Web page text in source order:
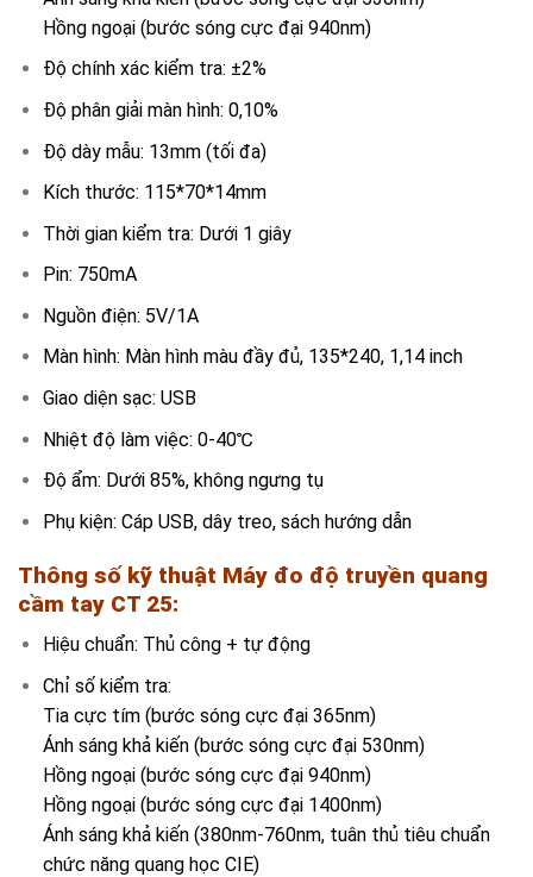
Hồng ngoại (bước sóng cực đại 940nm)
Độ chính xác kiểm tra: ±2%
Độ phân giải màn hình: 0,10%
Độ dày mẫu: 13mm (tối đa)
Kích thước: 115*70*14mm
Thời gian kiểm tra: Dưới 1 giây
Pin: 750mA
Nguồn điện: 5V/1A
Màn hình: Màn hình màu đầy đủ, 135*240, 1,14 inch
Giao diện sạc: USB
Nhiệt độ làm việc: 0-40℃
Độ ẩm: Dưới 85%, không ngưng tụ
Phụ kiện: Cáp USB, dây treo, sách hướng dẫn
Thông số kỹ thuật Máy đo độ truyền quang
cầm tay CT 25:
Hiệu chuẩn: Thủ công + tự động
Chỉ số kiểm tra:
Tia cực tím (bước sóng cực đại 365nm)
Ánh sáng khả kiến ​​(bước sóng cực đại 530nm)
Hồng ngoại (bước sóng cực đại 940nm)
Hồng ngoại (bước sóng cực đại 1400nm)
Ánh sáng khả kiến ​​(380nm-760nm, tuân thủ tiêu chuẩn
chức năng quang học CIE)